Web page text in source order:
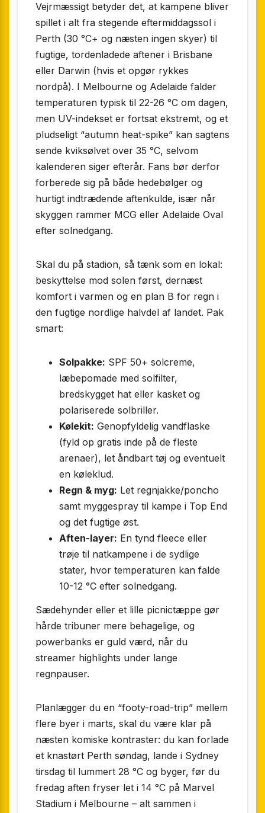
Vejrmæssigt betyder det, at kampene bliver
spillet i alt fra stegende eftermiddagssol i
Perth (30 °C+ og næsten ingen skyer) til
fugtige, tordenladede aftener i Brisbane
eller Darwin (hvis et opgør rykkes
nordpå). I Melbourne og Adelaide falder
temperaturen typisk til 22-26 °C om dagen,
men UV-indekset er fortsat ekstremt, og et
pludseligt “autumn heat-spike” kan sagtens
sende kviksølvet over 35 °C, selvom
kalenderen siger efterår. Fans bør derfor
forberede sig på både hedebølger og
hurtigt indtrædende aftenkulde, især når
skyggen rammer MCG eller Adelaide Oval
efter solnedgang.
Skal du på stadion, så tænk som en lokal:
beskyttelse mod solen først, dernæst
komfort i varmen og en plan B for regn i
den fugtige nordlige halvdel af landet. Pak
smart:
Solpakke: SPF 50+ solcreme,
læbepomade med solfilter,
bredskygget hat eller kasket og
polariserede solbriller.
Kølekit: Genopfyldelig vandflaske
(fyld op gratis inde på de fleste
arenaer), let åndbart tøj og eventuelt
en køleklud.
Regn & myg: Let regnjakke/poncho
samt myggespray til kampe i Top End
og det fugtige øst.
Aften-layer: En tynd fleece eller
trøje til natkampene i de sydlige
stater, hvor temperaturen kan falde
10-12 °C efter solnedgang.
Sædehynder eller et lille picnictæppe gør
hårde tribuner mere behagelige, og
powerbanks er guld værd, når du
streamer highlights under lange
regnpauser.
Planlægger du en “footy-road-trip” mellem
flere byer i marts, skal du være klar på
næsten komiske kontraster: du kan forlade
et knastørt Perth søndag, lande i Sydney
tirsdag til lummert 28 °C og byger, før du
fredag aften fryser let i 14 °C på Marvel
Stadium i Melbourne – alt sammen i